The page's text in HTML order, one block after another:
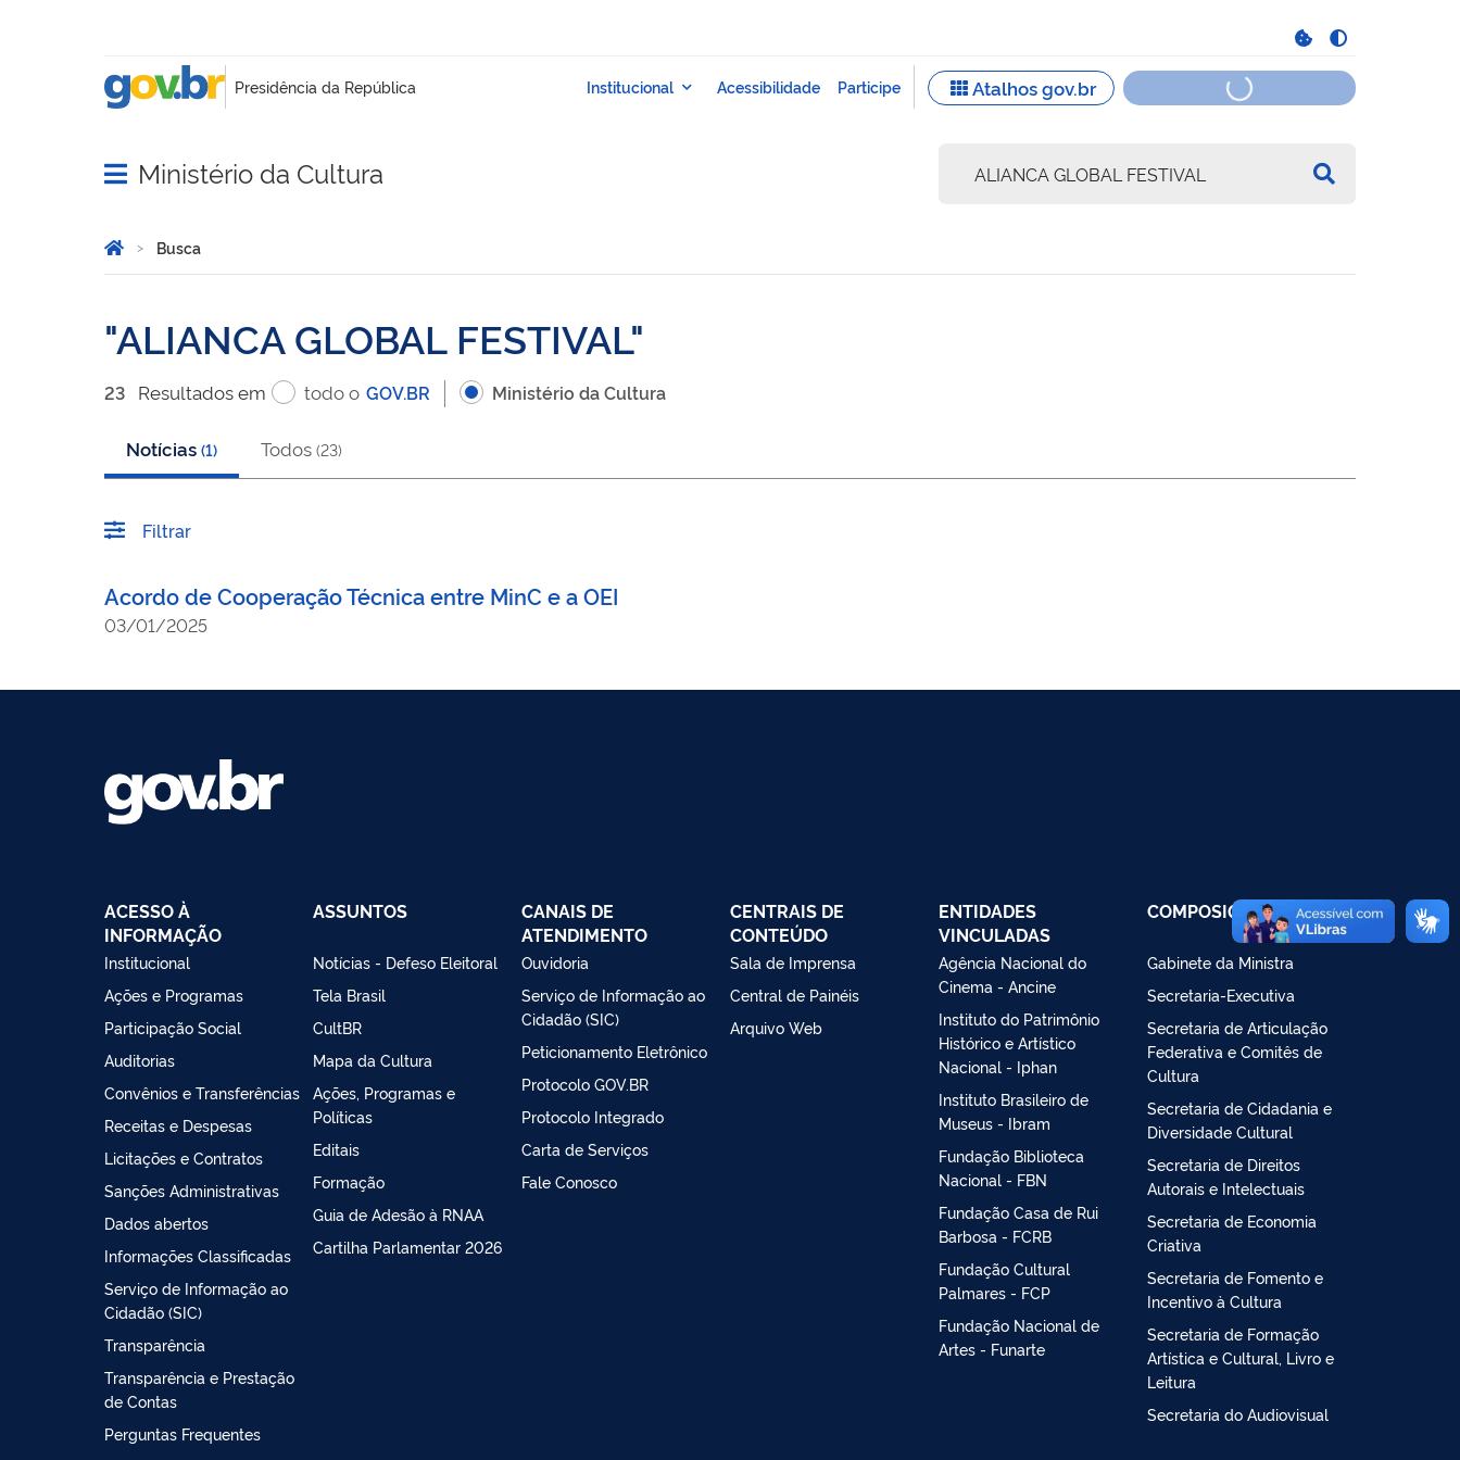
Abrir menu principal de navegação
Ministério da Cultura
Você está aqui:
Página Inicial
Busca
ALIANCA GLOBAL FESTIVAL
23 Resultadosem todo o GOV.BR Ministério da Cultura
Notícias (1) Todos (23)
Filtrar
Acordo de Cooperação Técnica entre MinC e a OEI
03/01/2025
ACESSO À
INFORMAÇÃO
Institucional
Ações e Programas
Participação Social
Auditorias
Convênios e Transferências
Receitas e Despesas
Licitações e Contratos
Sanções Administrativas
Dados abertos
Informações Classificadas
Serviço de Informação ao
Cidadão (SIC)
Transparência
Transparência e Prestação
de Contas
Perguntas Frequentes
ASSUNTOS
Notícias - Defeso Eleitoral
Tela Brasil
CultBR
Mapa da Cultura
Ações, Programas e
Políticas
Editais
Formação
Guia de Adesão à RNAA
Cartilha Parlamentar 2026
CANAIS DE
ATENDIMENTO
Ouvidoria
Serviço de Informação ao
Cidadão (SIC)
Peticionamento Eletrônico
Protocolo GOV.BR
Protocolo Integrado
Carta de Serviços
Fale Conosco
CENTRAIS DE
CONTEÚDO
Sala de Imprensa
Central de Painéis
Arquivo Web
ENTIDADES
VINCULADAS
Agência Nacional do
Cinema - Ancine
Instituto do Patrimônio
Histórico e Artístico
Nacional - Iphan
Instituto Brasileiro de
Museus - Ibram
Fundação Biblioteca
Nacional - FBN
Fundação Casa de Rui
Barbosa - FCRB
Fundação Cultural
Palmares - FCP
Fundação Nacional de
Artes - Funarte
COMPOSIÇÃO
Gabinete da Ministra
Secretaria-Executiva
Secretaria de Articulação
Federativa e Comitês de
Cultura
Secretaria de Cidadania e
Diversidade Cultural
Secretaria de Direitos
Autorais e Intelectuais
Secretaria de Economia
Criativa
Secretaria de Fomento e
Incentivo à Cultura
Secretaria de Formação
Artística e Cultural, Livro e
Leitura
Secretaria do Audiovisual